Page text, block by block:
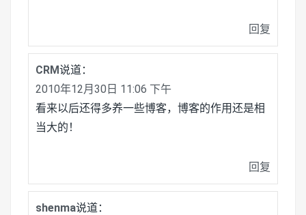
回复
CRM说道：
2010年12月30日 11:06 下午
看来以后还得多养一些博客，博客的作用还是相
当大的！
回复
shenma说道：